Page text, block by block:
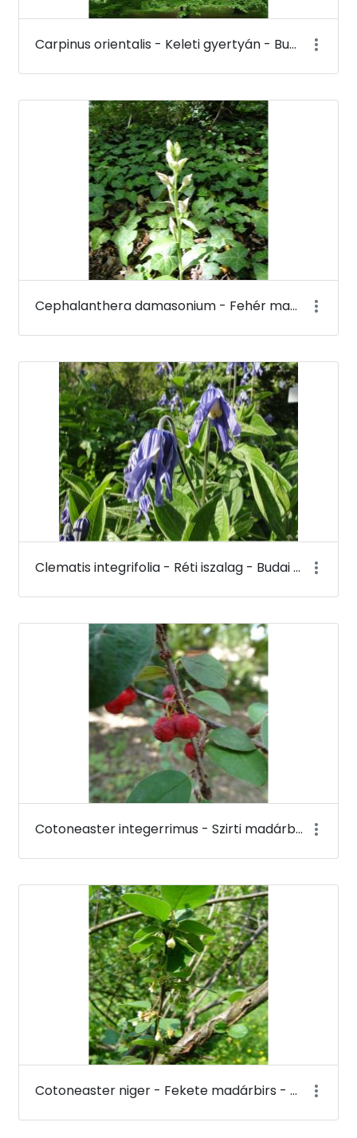
Carpinus orientalis - Keleti gyertyán - Budai Arborétum
Cephalanthera damasonium - Fehér madársisak - Budai Arborétum
Clematis integrifolia - Réti iszalag - Budai Arborétum
Cotoneaster integerrimus - Szirti madárbirs - Budai Arborétum
Cotoneaster niger - Fekete madárbirs - Budai Arborétum